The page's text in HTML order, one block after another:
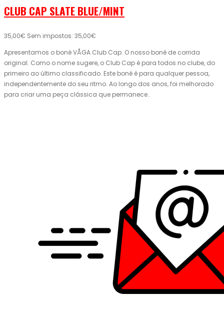
CLUB CAP SLATE BLUE/MINT
35,00€ Sem impostos: 35,00€
Apresentamos o boné VÅGA Club Cap. O nosso boné de corrida
original. Como o nome sugere, o Club Cap é para todos no clube, do
primeiro ao último classificado. Este boné é para qualquer pessoa,
independentemente do seu ritmo. Ao longo dos anos, foi melhorado
para criar uma peça clássica que permanece..